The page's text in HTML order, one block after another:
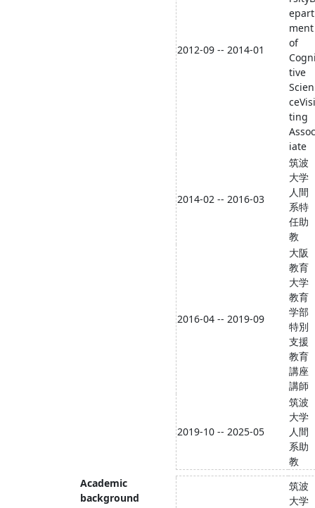
2012-09 -- 2014-01
epart
ment
of
tive
Scien
ceVisi
ting
Assoc
iate
2014-02 -- 2016-03
筑波
大学
人間
系特
任助
教
2016-04 -- 2019-09
大阪
教育
大学
教育
学部
特別
支援
教育
講座
講師
2019-10 -- 2025-05
筑波
大学
人間
系助
教
Academic
background
筑波
大学